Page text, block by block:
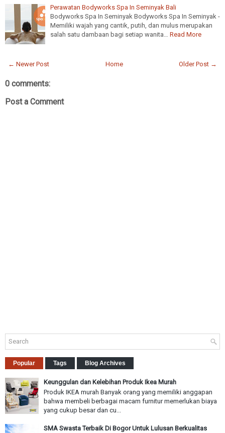
Perawatan Bodyworks Spa In Seminyak Bali
Bodyworks Spa In Seminyak Bodyworks Spa In Seminyak -
Memiliki wajah yang cantik, putih, dan mulus merupakan
salah satu dambaan bagi setiap wanita…
Read More
← Newer Post Older Post →
Home
0 comments:
Post a Comment
Popular Tags Blog Archives
Keunggulan dan Kelebihan Produk Ikea Murah
Produk IKEA murah Banyak orang yang memiliki anggapan
bahwa membeli berbagai macam furnitur memerlukan biaya
yang cukup besar dan cu...
SMA Swasta Terbaik Di Bogor Untuk Lulusan Berkualitas